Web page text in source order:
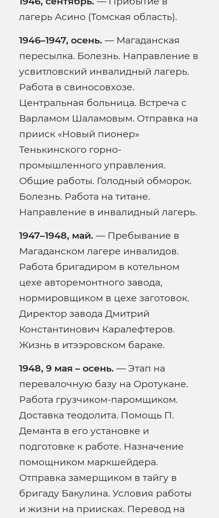
лагерь Асино (Томская область).
1946–1947, осень. — Магаданская
пересылка. Болезнь. Направление в
усвитловский инвалидный лагерь.
Работа в свиносовхозе.
Центральная больница. Встреча с
Варламом Шаламовым. Отправка на
прииск «Новый пионер»
Тенькинского горно-
промышленного управления.
Общие работы. Голодный обморок.
Болезнь. Работа на титане.
Направление в инвалидный лагерь.
1947–1948, май. — Пребывание в
Магаданском лагере инвалидов.
Работа бригадиром в котельном
цехе авторемонтного завода,
нормировщиком в цехе заготовок.
Директор завода Дмитрий
Константинович Каралефтеров.
Жизнь в итээровском бараке.
1948, 9 мая – осень. — Этап на
перевалочную базу на Оротукане.
Работа грузчиком-паромщиком.
Доставка теодолита. Помощь П.
Деманта в его установке и
подготовке к работе. Назначение
помощником маркшейдера.
Отправка замерщиком в тайгу в
бригаду Бакулина. Условия работы
и жизни на приисках. Перевод на